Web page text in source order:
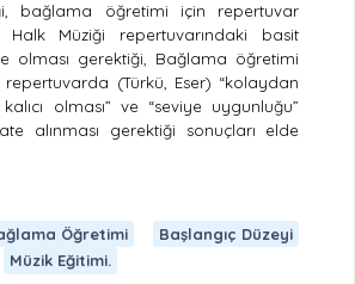
bağlama öğretimi için repertuvar
Halk Müziği repertuvarındaki basit
olması gerektiği, Bağlama öğretimi
repertuvarda (Türkü, Eser) “kolaydan
olması” ve “seviye uygunluğu”
alınması gerektiği sonuçları elde
Öğretimi
Başlangıç Düzeyi
Müzik Eğitimi.